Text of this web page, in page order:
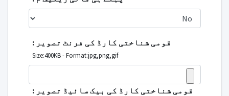
قومی شناختی کارڈ کی فرنٹ تصویر :
Size:400KB - Format:jpg,png,gif
قومی شناختی کارڈ کی بیک سائیڈ تصویر :